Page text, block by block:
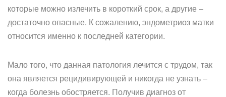
которые можно излечить в короткий срок, а другие –
достаточно опасные. К сожалению, эндометриоз матки
относится именно к последней категории.
Мало того, что данная патология лечится с трудом, так
она является рецидивирующей и никогда не узнать –
когда болезнь обостряется. Получив диагноз от